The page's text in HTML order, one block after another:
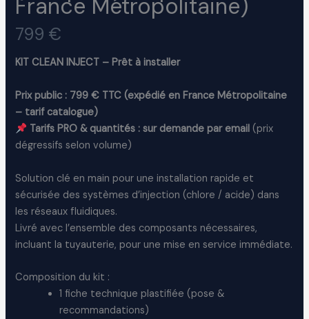
France Métropolitaine)
N
o
799 €
KIT CLEAN INJECT – Prêt à installer
Prix public : 799 € TTC (expédié en France Métropolitaine
– tarif catalogue)
Tarifs PRO & quantités : sur demande par email (prix
dégressifs selon volume)
Solution clé en main pour une installation rapide et
sécurisée des systèmes d’injection (chlore / acide) dans
les réseaux fluidiques.
Livré avec l’ensemble des composants nécessaires,
incluant la tuyauterie, pour une mise en service immédiate.
Composition du kit :
1 fiche technique plastifiée (pose &
recommandations)
Title*
Your review